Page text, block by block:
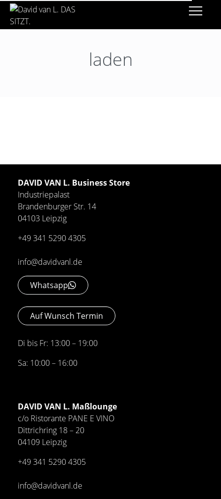
laden
DAVID VAN L. Business Store
Industriepalast
Brandenburger Str. 14
04103 Leipzig
+49 341 5290 4305
info@davidvanl.de
Whatsapp
Auf Wunsch Termin
Di bis Fr: 13:00 – 19:00
Sa: 10:00 – 16:00
DAVID VAN L. Maßlounge
c/o Ristorante PANE E VINO
Dittrichring 18 – 20
04109 Leipzig
+49 341 5290 4305
info@davidvanl.de